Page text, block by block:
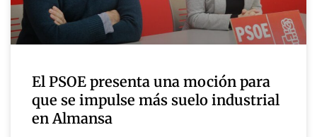
El PSOE presenta una moción para
que se impulse más suelo industrial
en Almansa